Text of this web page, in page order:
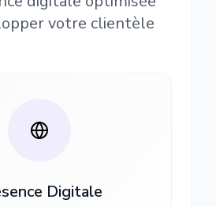
votre clientèle
Digitale